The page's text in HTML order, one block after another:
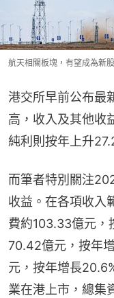
航天相關板塊，有望成為新
港交所早前公布最
高，收入及其他收
純利則按年上升
而筆者特別關注
收益。在各項收入
費約103.33億元，
70.42億元，按年
元，按年增長
業在港上市，總